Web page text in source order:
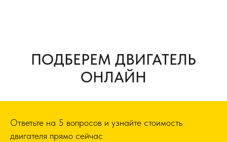
ПОДБЕРЕМ ДВИГАТЕЛЬ
ОНЛАЙН
Ответьте на 5 вопросов и узнайте стоимость
двигателя прямо сейчас